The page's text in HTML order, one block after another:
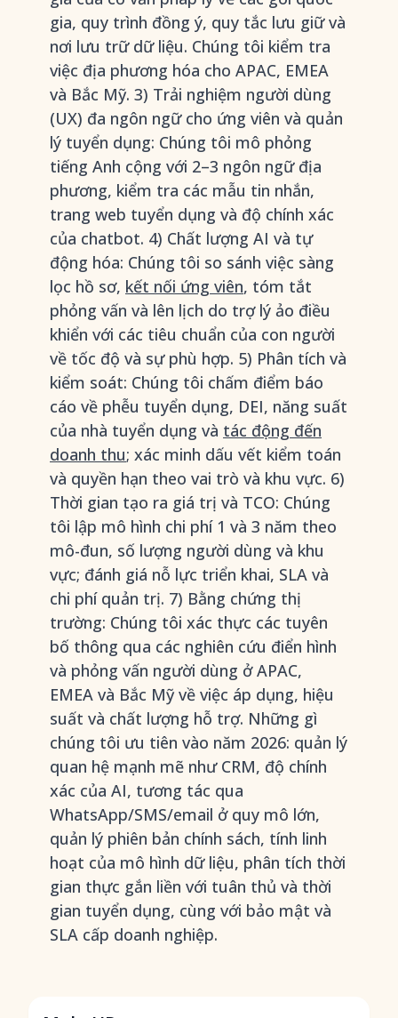
gia, quy trình đồng ý, quy tắc lưu giữ và
nơi lưu trữ dữ liệu. Chúng tôi kiểm tra
việc địa phương hóa cho APAC, EMEA
và Bắc Mỹ. 3) Trải nghiệm người dùng
(UX) đa ngôn ngữ cho ứng viên và quản
lý tuyển dụng: Chúng tôi mô phỏng
tiếng Anh cộng với 2–3 ngôn ngữ địa
phương, kiểm tra các mẫu tin nhắn,
trang web tuyển dụng và độ chính xác
của chatbot. 4) Chất lượng AI và tự
động hóa: Chúng tôi so sánh việc sàng
lọc hồ sơ, kết nối ứng viên, tóm tắt
phỏng vấn và lên lịch do trợ lý ảo điều
khiển với các tiêu chuẩn của con người
về tốc độ và sự phù hợp. 5) Phân tích và
kiểm soát: Chúng tôi chấm điểm báo
cáo về phễu tuyển dụng, DEI, năng suất
của nhà tuyển dụng và tác động đến
doanh thu; xác minh dấu vết kiểm toán
và quyền hạn theo vai trò và khu vực. 6)
Thời gian tạo ra giá trị và TCO: Chúng
tôi lập mô hình chi phí 1 và 3 năm theo
mô-đun, số lượng người dùng và khu
vực; đánh giá nỗ lực triển khai, SLA và
chi phí quản trị. 7) Bằng chứng thị
trường: Chúng tôi xác thực các tuyên
bố thông qua các nghiên cứu điển hình
và phỏng vấn người dùng ở APAC,
EMEA và Bắc Mỹ về việc áp dụng, hiệu
suất và chất lượng hỗ trợ. Những gì
chúng tôi ưu tiên vào năm 2026: quản lý
quan hệ mạnh mẽ như CRM, độ chính
xác của AI, tương tác qua
WhatsApp/SMS/email ở quy mô lớn,
quản lý phiên bản chính sách, tính linh
hoạt của mô hình dữ liệu, phân tích thời
gian thực gắn liền với tuân thủ và thời
gian tuyển dụng, cùng với bảo mật và
SLA cấp doanh nghiệp.